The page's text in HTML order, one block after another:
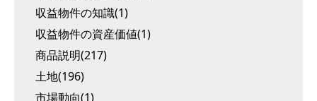
収益物件の知識(1)
収益物件の資産価値(1)
商品説明(217)
土地(196)
市場動向(1)